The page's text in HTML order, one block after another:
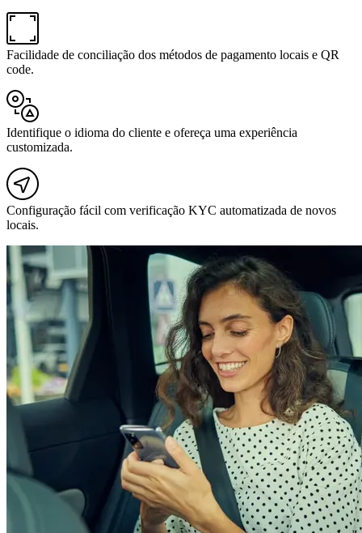
Facilidade de conciliação dos métodos de pagamento locais e QR
code.
Identifique o idioma do cliente e ofereça uma experiência
customizada.
Configuração fácil com verificação KYC automatizada de novos
locais.